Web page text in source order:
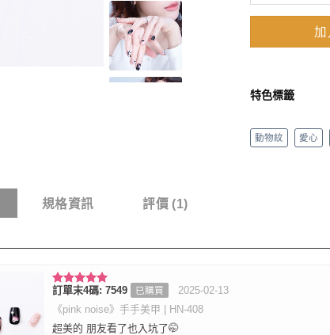
加
特色標籤
動物紋 愛心
規格資訊 評價 (1)
評分5滿
分 5
訂單末4碼: 7549 已購買
2025-02-13
《pink noise》手手美甲 | HN-408
超美的 朋友看了也入坑了🤭